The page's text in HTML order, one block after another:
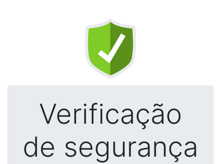
Verificação
de segurança